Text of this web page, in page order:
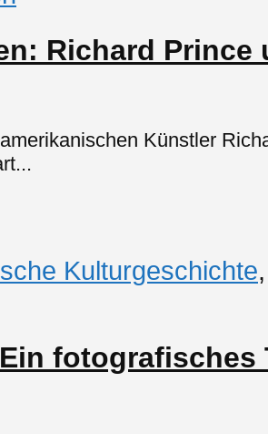
Richard
Künstler
Kulturgeschichte,